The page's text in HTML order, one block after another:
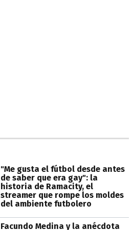
"Me gusta el fútbol desde antes
de saber que era gay": la
historia de Ramacity, el
streamer que rompe los moldes
del ambiente futbolero
Facundo Medina y la anécdota